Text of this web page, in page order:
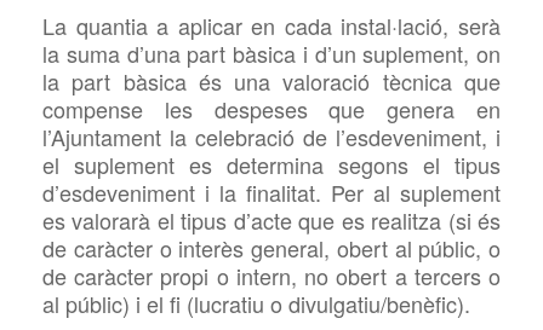
La quantia a aplicar en cada instal·lació, serà
la suma d’una part bàsica i d’un suplement, on
la part bàsica és una valoració tècnica que
compense les despeses que genera en
l’Ajuntament la celebració de l’esdeveniment, i
el suplement es determina segons el tipus
d’esdeveniment i la finalitat. Per al suplement
es valorarà el tipus d’acte que es realitza (si és
de caràcter o interès general, obert al públic, o
de caràcter propi o intern, no obert a tercers o
al públic) i el fi (lucratiu o divulgatiu/benèfic).